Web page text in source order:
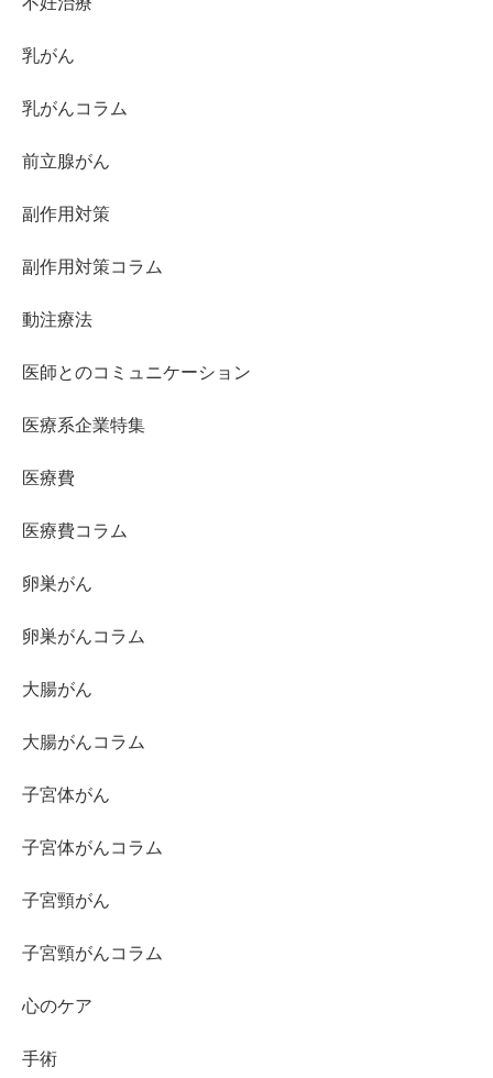
乳がん
乳がんコラム
前立腺がん
副作用対策
副作用対策コラム
動注療法
医師とのコミュニケーション
医療系企業特集
医療費
医療費コラム
卵巣がん
卵巣がんコラム
大腸がん
大腸がんコラム
子宮体がん
子宮体がんコラム
子宮頸がん
子宮頸がんコラム
心のケア
手術